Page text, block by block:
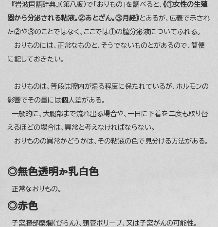
『岩波国語辞典』（第八版）で「おりもの」を調べると、 《①女性の生殖
器から分泌される粘液。②あとざん。③月経》とあるが、広義で示され
た②や③のことではなく、ここでは①の膣分泌液についてふれる。
おりものには、正常なものと、そうでないものとがあるので、簡便
に記しておきたい。
おりものは、普段は膣内が湿る程度に保たれているが、ホルモンの
影響でその量には個人差がある。
一般的に、大腿部まで流れ出る場合や、一日に下着を二度も取り替
えるほどの場合は、異常と考えなければならない。
おりものの異常かどうかは、その粘液の色で見分ける方法がある。
◎無色透明か乳白色
正常なおりもの。
◎赤色
子宮膣部糜爛（びらん）、頸管ポリープ、又は子宮がんの可能性。